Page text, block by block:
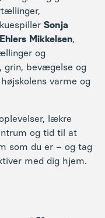
lækre
og tid til at
som du er – og tag
med dig hjem.
udflugter
vandreture i noget
Vi vandrer ad